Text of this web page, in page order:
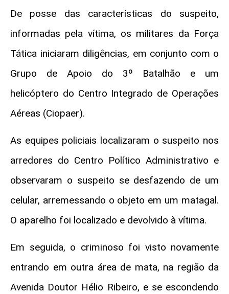
De posse das características do suspeito,
informadas pela vítima, os militares da Força
Tática iniciaram diligências, em conjunto com o
Grupo de Apoio do 3º Batalhão e um
helicóptero do Centro Integrado de Operações
Aéreas (Ciopaer).
As equipes policiais localizaram o suspeito nos
arredores do Centro Político Administrativo e
observaram o suspeito se desfazendo de um
celular, arremessando o objeto em um matagal.
O aparelho foi localizado e devolvido à vítima.
Em seguida, o criminoso foi visto novamente
entrando em outra área de mata, na região da
Avenida Doutor Hélio Ribeiro, e se escondendo